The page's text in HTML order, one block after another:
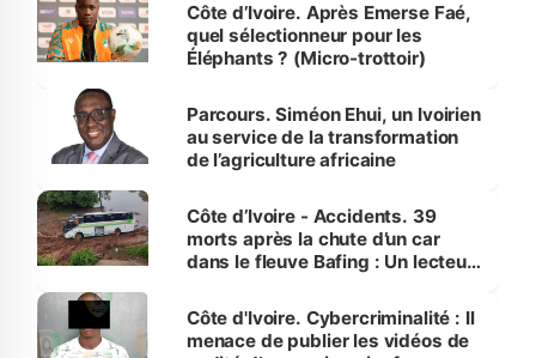
Côte d’Ivoire. Après Emerse Faé,
quel sélectionneur pour les
Éléphants ? (Micro-trottoir)
Parcours. Siméon Ehui, un Ivoirien
au service de la transformation
de l’agriculture africaine
Côte d’Ivoire - Accidents. 39
morts après la chute d’un car
dans le fleuve Bafing : Un lecteur
des Transports
Côte d'Ivoire. Cybercriminalité : Il
menace de publier les vidéos de